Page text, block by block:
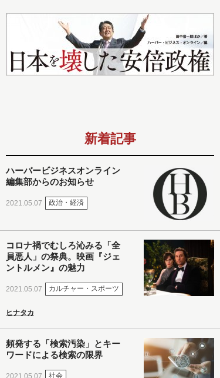
新着記事
ハーバービジネスオンライン
編集部からのお知らせ
2021.05.07 政治・経済
コロナ禍でむしろ沁みる「全
員悪人」の祭典。映画『ジェ
ントルメン』の魅力
2021.05.07 カルチャー・スポーツ
ヒナタカ
頻発する「検索汚染」とキー
ワードによる検索の限界
2021.05.07 社会